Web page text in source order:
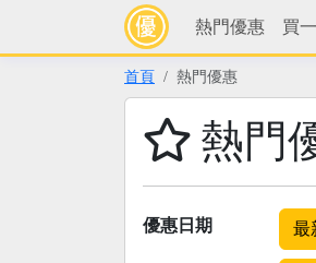
熱門優惠 買
首頁 熱門優惠
熱門
優惠日期 最